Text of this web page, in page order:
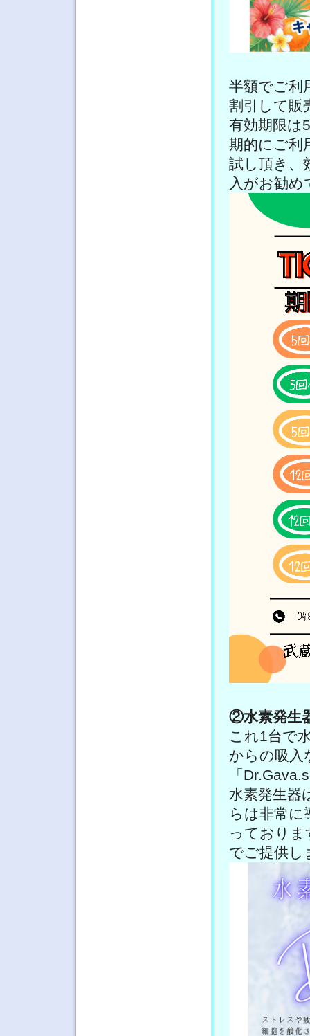
半額でご利
割引して販
有効期限は
期的にご利
試し頂き、
入がお勧め
②水素発生
これ1台で
からの吸入
「
水素発生器
らは非常に
っており
でご提供し